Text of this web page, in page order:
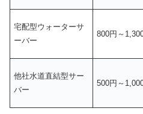
宅配型ウォーターサ
ーバー
800円～
他社水道直結型サー
バー
500円～